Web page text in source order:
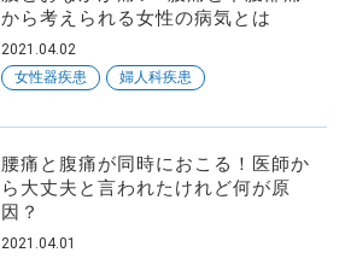
から考えられる女性の病気とは
2021.04.02
女性器疾患
婦人科疾患
腰痛と腹痛が同時におこる！医師か
ら大丈夫と言われたけれど何が原
因？
2021.04.01